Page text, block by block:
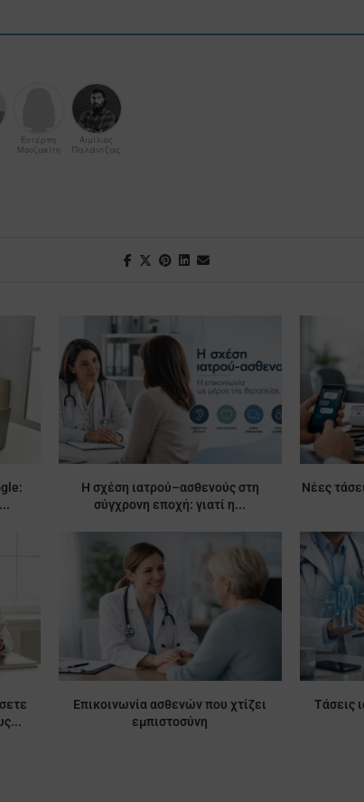
Ευτέρπη
Μουζακίτη
Αιμίλιος
Παλάντζας
Η σχέση ιατρού–ασθενούς στη
σύγχρονη εποχή: γιατί η...
Νέες
Επικοινωνία ασθενών που χτίζει
εμπιστοσύνη
Τάσεις